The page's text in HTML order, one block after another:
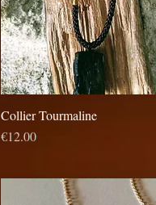
Aperçu rapide
Collier Tourmaline
Prix
€12.00